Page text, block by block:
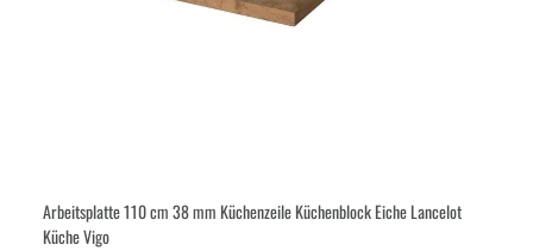
Arbeitsplatte 110 cm 38 mm Küchenzeile Küchenblock Eiche Lancelot
Küche Vigo